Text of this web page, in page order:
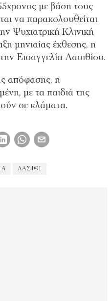
με βάση τους
να παρακολουθείται
Ψυχιατρική Κλινική
μηνιαίας έκθεσης, η
Εισαγγελία Λασιθίου.
απόφασης, η
με τα παιδιά της
σε κλάματα.
ΛΑΣΊΘΙ